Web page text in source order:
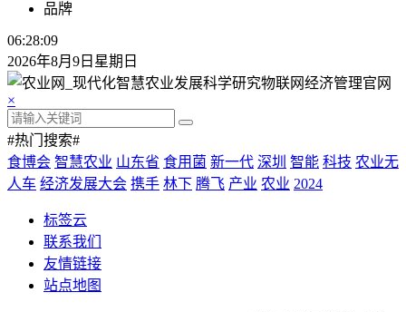
品牌
06:28:10
2026年8月9日星期日
×
#热门搜索#
食博会 智慧农业 山东省 食用菌 新一代 深圳 智能 科技 农业无
人车 经济发展大会 携手 林下 腾飞 产业 农业 2024
标签云
联系我们
友情链接
站点地图